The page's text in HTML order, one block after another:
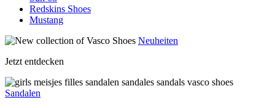
Redskins Shoes
Mustang
Neuheiten
Jetzt entdecken
Sandalen